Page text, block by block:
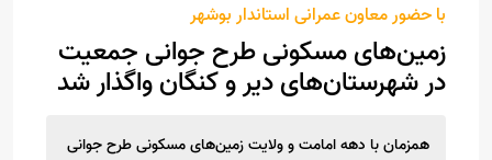
با حضور معاون عمرانی استاندار بوشهر
زمین‌های مسکونی طرح جوانی جمعیت
در شهرستان‌های دیر و کنگان واگذار شد
همزمان با دهه امامت و ولایت زمین‌های مسکونی طرح جوانی